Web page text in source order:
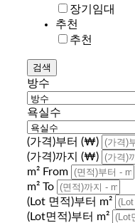
장기임대
추천
추천
방수
욕실수
(가격)부터 (₩)
(가격)까지 (₩)
m² From
m² To
(Lot 면적)부터 m²
(Lot면적)부터 m²